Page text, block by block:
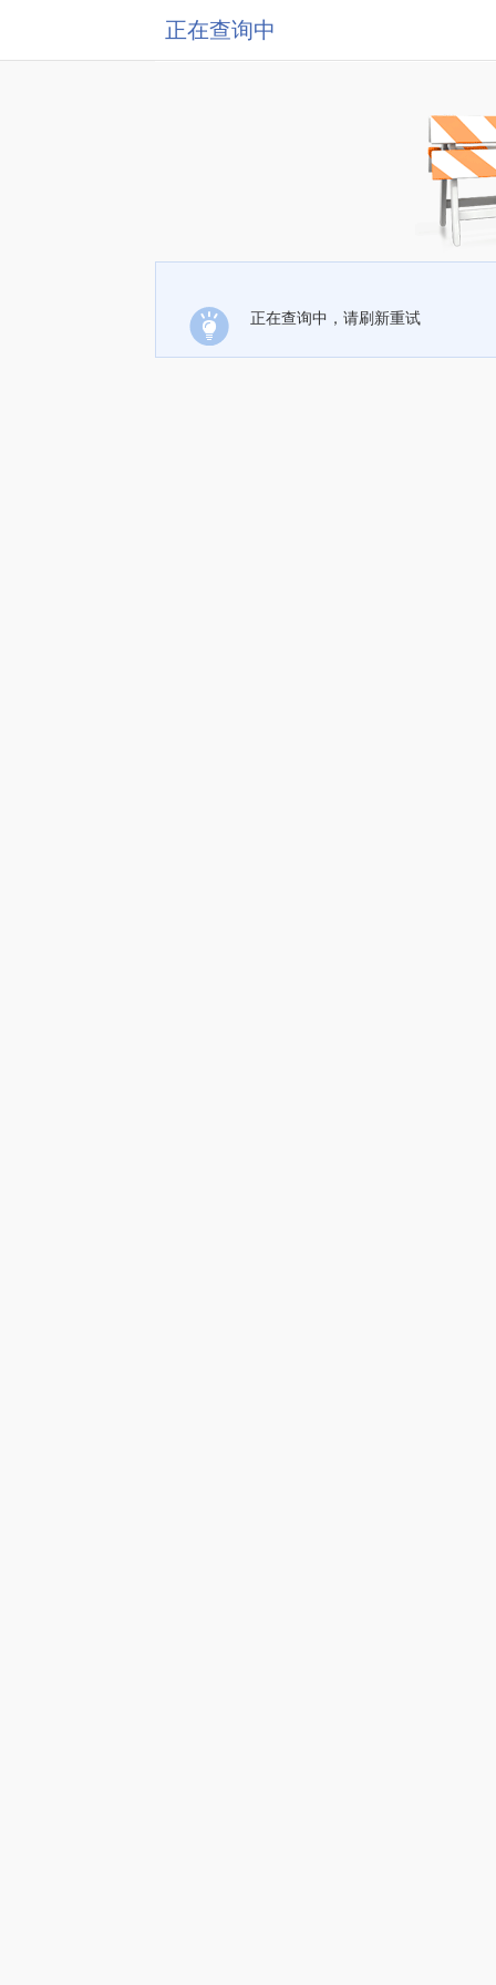
正在查询中
正在查询中，请刷新重试